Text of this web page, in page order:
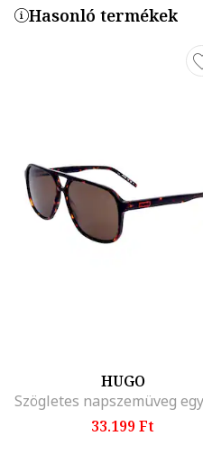
Hasonló termékek
HUGO
33.199 Ft